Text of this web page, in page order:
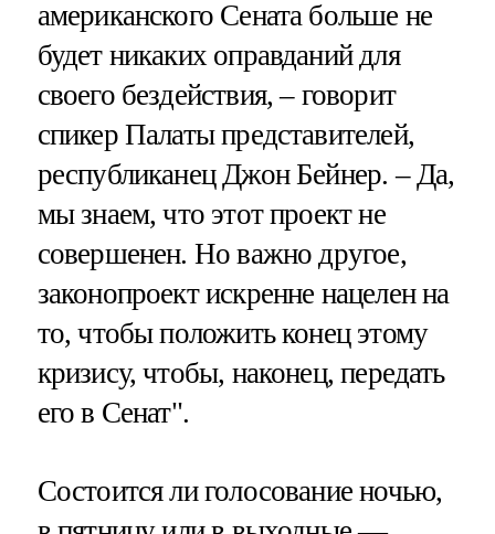
американского Сената больше не
будет никаких оправданий для
своего бездействия, – говорит
спикер Палаты представителей,
республиканец Джон Бейнер. – Да,
мы знаем, что этот проект не
совершенен. Но важно другое,
законопроект искренне нацелен на
то, чтобы положить конец этому
кризису, чтобы, наконец, передать
его в Сенат".
Состоится ли голосование ночью,